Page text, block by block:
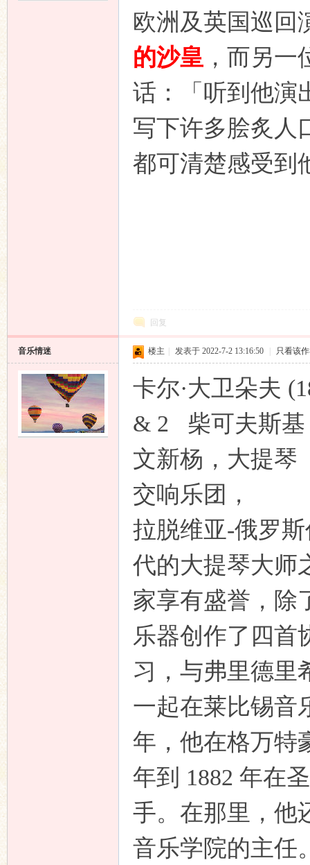
欧洲及英国巡回
的沙皇 ，而另
话：「听到他演
写下许多脍炙人
都可清楚感受到
回复
音乐情迷 楼主 发表于 2022-7-2 13:16:50 只看该
卡尔·大卫朵夫
& 2 柴可夫斯
文新杨，大提琴
交响乐团，
拉脱维亚-俄罗
代的大提琴大师
家享有盛誉，除
乐器创作了四首
习，与弗里德里
一起在莱比锡音
年，他在格万特
年到 1882 年在
手。在那里，他
音乐学院的主任